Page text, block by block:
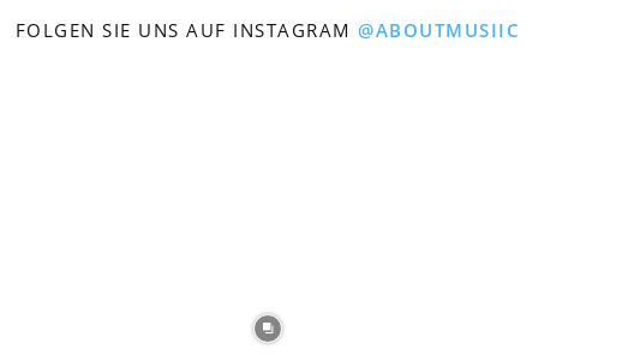
FOLGEN SIE UNS AUF INSTAGRAM@ABOUTMUSIIC